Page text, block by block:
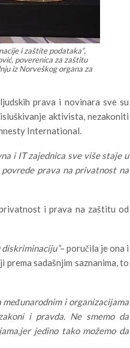
i zaštite podataka“,
poverenica za zaštitu
iz Norveškog organa za
prava i novinara sve su
aktivista, nezakoniti
International.
i IT zajednica sve više staje u
prava na privatnost na
i prava na zaštitu od
– poručila je ona i
sadašnjim saznanima, to
i organizacijama
i pravda. Ne smemo da
jedino tako možemo da